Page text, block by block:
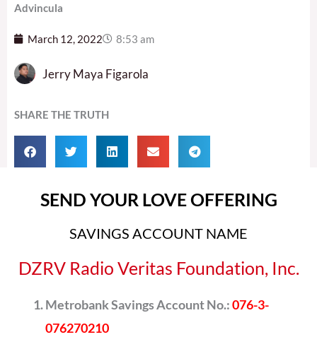
Advincula
March 12, 2022 8:53 am
Jerry Maya Figarola
SHARE THE TRUTH
SEND YOUR LOVE OFFERING
SAVINGS ACCOUNT NAME
DZRV Radio Veritas Foundation, Inc.
Metrobank Savings Account No.:076-3-
076270210